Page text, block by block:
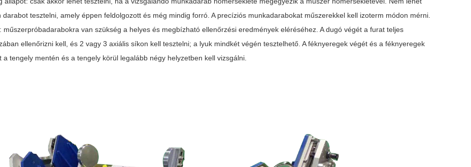
darabot tesztelni, amely éppen feldolgozott és még mindig forró. A precíziós munkadarabokat műszerekkel kell izoterm módon mérni.
műszerpróbadarabokra van szükség a helyes és megbízható ellenőrzési eredmények eléréséhez. A dugó végét a furat teljes
ellenőrizni kell, és 2 vagy 3 axiális síkon kell tesztelni; a lyuk mindkét végén tesztelhető. A féknyeregek végét és a féknyeregek
a tengely mentén és a tengely körül legalább négy helyzetben kell vizsgálni.